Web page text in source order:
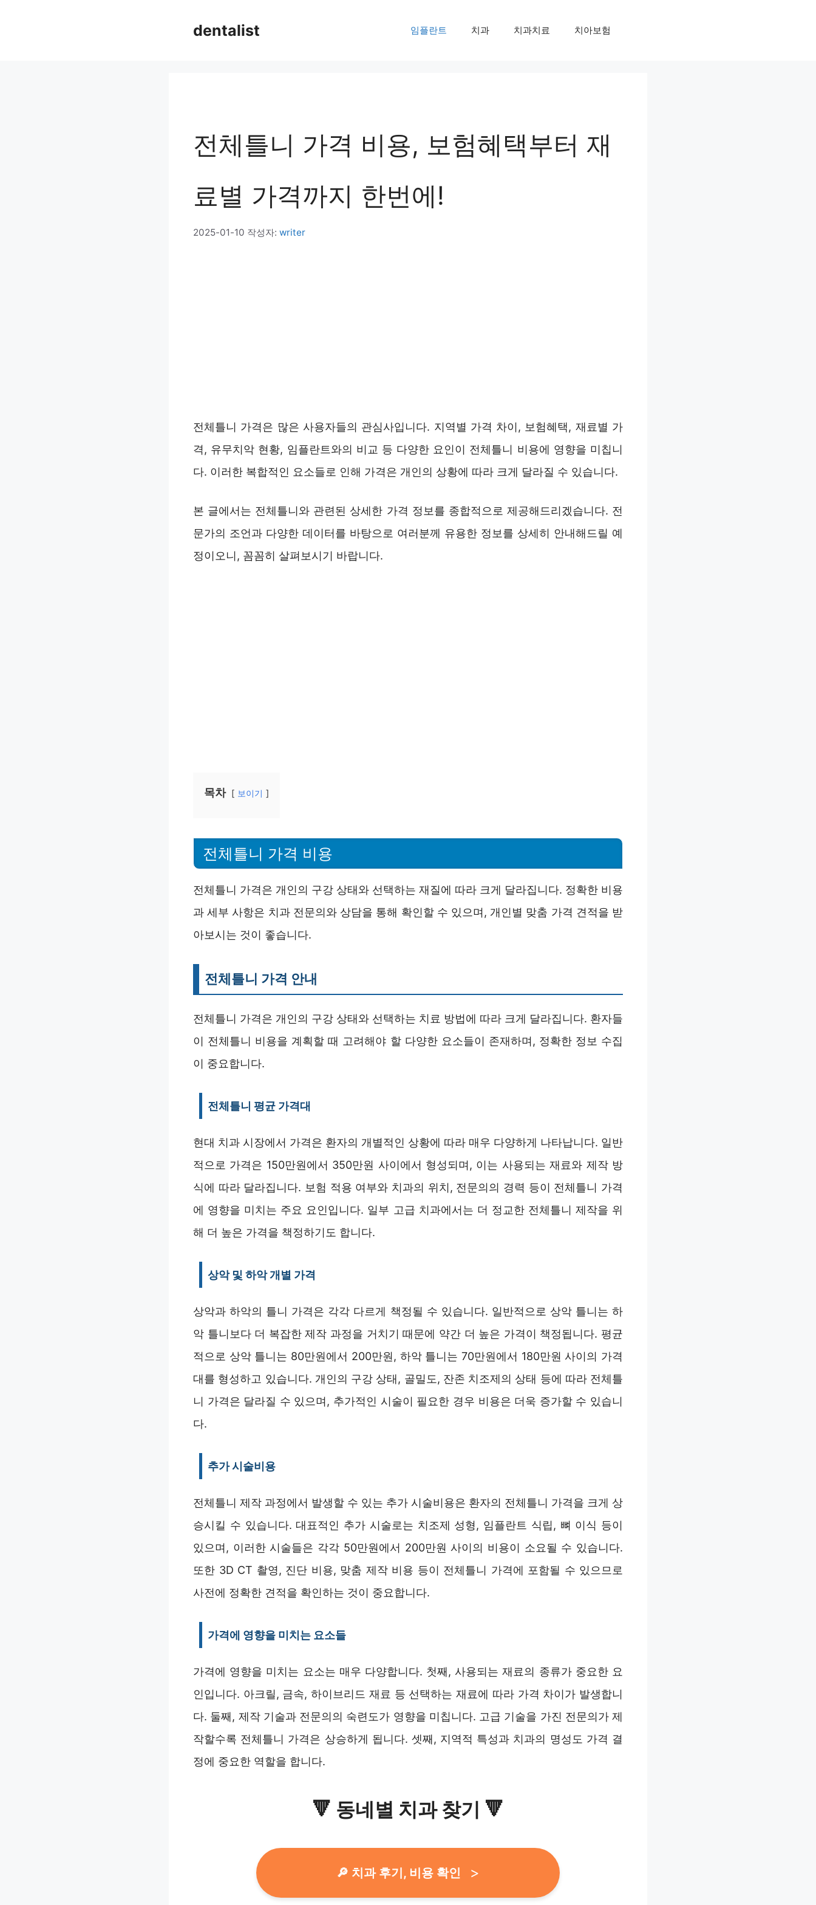
dentalist 임플란트 치과 치과치료 치아보험
전체틀니 가격 비용, 보험혜택부터 재
료별 가격까지 한번에!
2025-01-10 작성자: writer
전체틀니 가격은 많은 사용자들의 관심사입니다. 지역별 가격 차이, 보험혜택, 재료별 가
격, 유무치악 현황, 임플란트와의 비교 등 다양한 요인이 전체틀니 비용에 영향을 미칩니
다. 이러한 복합적인 요소들로 인해 가격은 개인의 상황에 따라 크게 달라질 수 있습니다.
본 글에서는 전체틀니와 관련된 상세한 가격 정보를 종합적으로 제공해드리겠습니다. 전
문가의 조언과 다양한 데이터를 바탕으로 여러분께 유용한 정보를 상세히 안내해드릴 예
정이오니, 꼼꼼히 살펴보시기 바랍니다.
목차 보이기
전체틀니 가격 비용
전체틀니 가격은 개인의 구강 상태와 선택하는 재질에 따라 크게 달라집니다. 정확한 비용
과 세부 사항은 치과 전문의와 상담을 통해 확인할 수 있으며, 개인별 맞춤 가격 견적을 받
아보시는 것이 좋습니다.
전체틀니 가격 안내
전체틀니 가격은 개인의 구강 상태와 선택하는 치료 방법에 따라 크게 달라집니다. 환자들
이 전체틀니 비용을 계획할 때 고려해야 할 다양한 요소들이 존재하며, 정확한 정보 수집
이 중요합니다.
전체틀니 평균 가격대
현대 치과 시장에서 가격은 환자의 개별적인 상황에 따라 매우 다양하게 나타납니다. 일반
적으로 가격은 150만원에서 350만원 사이에서 형성되며, 이는 사용되는 재료와 제작 방
식에 따라 달라집니다. 보험 적용 여부와 치과의 위치, 전문의의 경력 등이 전체틀니 가격
에 영향을 미치는 주요 요인입니다. 일부 고급 치과에서는 더 정교한 전체틀니 제작을 위
해 더 높은 가격을 책정하기도 합니다.
상악 및 하악 개별 가격
상악과 하악의 틀니 가격은 각각 다르게 책정될 수 있습니다. 일반적으로 상악 틀니는 하
악 틀니보다 더 복잡한 제작 과정을 거치기 때문에 약간 더 높은 가격이 책정됩니다. 평균
적으로 상악 틀니는 80만원에서 200만원, 하악 틀니는 70만원에서 180만원 사이의 가격
대를 형성하고 있습니다. 개인의 구강 상태, 골밀도, 잔존 치조제의 상태 등에 따라 전체틀
니 가격은 달라질 수 있으며, 추가적인 시술이 필요한 경우 비용은 더욱 증가할 수 있습니
다.
추가 시술비용
전체틀니 제작 과정에서 발생할 수 있는 추가 시술비용은 환자의 전체틀니 가격을 크게 상
승시킬 수 있습니다. 대표적인 추가 시술로는 치조제 성형, 임플란트 식립, 뼈 이식 등이
있으며, 이러한 시술들은 각각 50만원에서 200만원 사이의 비용이 소요될 수 있습니다.
또한 3D CT 촬영, 진단 비용, 맞춤 제작 비용 등이 전체틀니 가격에 포함될 수 있으므로
사전에 정확한 견적을 확인하는 것이 중요합니다.
가격에 영향을 미치는 요소들
가격에 영향을 미치는 요소는 매우 다양합니다. 첫째, 사용되는 재료의 종류가 중요한 요
인입니다. 아크릴, 금속, 하이브리드 재료 등 선택하는 재료에 따라 가격 차이가 발생합니
다. 둘째, 제작 기술과 전문의의 숙련도가 영향을 미칩니다. 고급 기술을 가진 전문의가 제
작할수록 전체틀니 가격은 상승하게 됩니다. 셋째, 지역적 특성과 치과의 명성도 가격 결
정에 중요한 역할을 합니다.
🔻 동네별 치과 찾기 🔻
🔎 치과 후기, 비용 확인